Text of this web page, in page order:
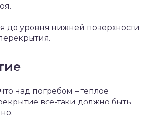
до уровня нижней поверхности
над погребом – теплое
все-таки должно быть